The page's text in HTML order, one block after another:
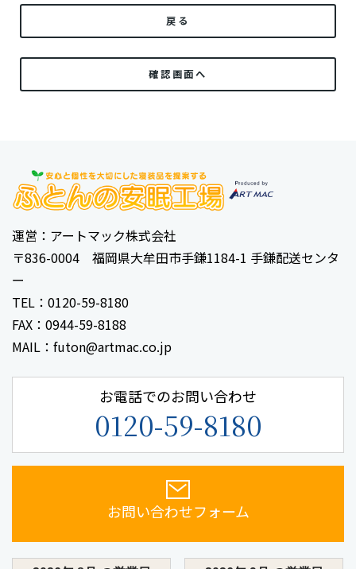
戻る
確認画面へ
運営：アートマック株式会社
〒836-0004 福岡県大牟田市手鎌1184-1 手鎌配送センタ
ー
TEL：0120-59-8180
FAX：0944-59-8188
MAIL：futon@artmac.co.jp
お電話でのお問い合わせ
0120-59-8180
お問い合わせフォーム